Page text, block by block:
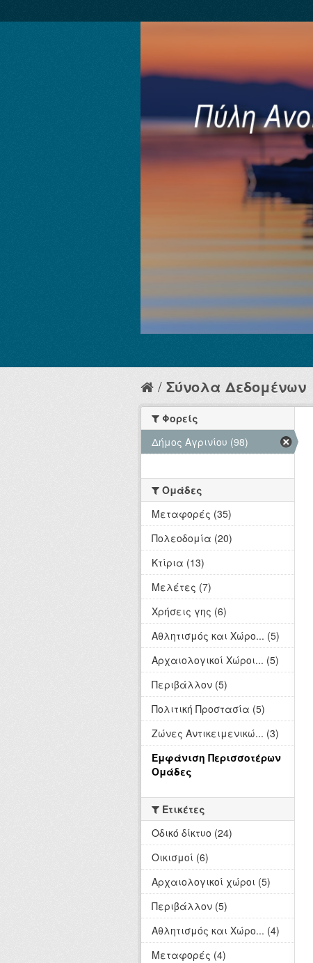
Σύνολα Δεδομένων
Φορείς
Δήμος Αγρινίου (98)
Ομάδες
Μεταφορές (35)
Πολεοδομία (20)
Κτίρια (13)
Μελέτες (7)
Χρήσεις γης (6)
Αθλητισμός και Χώρο... (5)
Αρχαιολογικοί Χώροι... (5)
Περιβάλλον (5)
Πολιτική Προστασία (5)
Ζώνες Αντικειμενικώ... (3)
Εμφάνιση Περισσοτέρων
Ομάδες
Ετικέτες
Οδικό δίκτυο (24)
Οικισμοί (6)
Αρχαιολογικοί χώροι (5)
Περιβάλλον (5)
Αθλητισμός και Χώρο... (4)
Μεταφορές (4)